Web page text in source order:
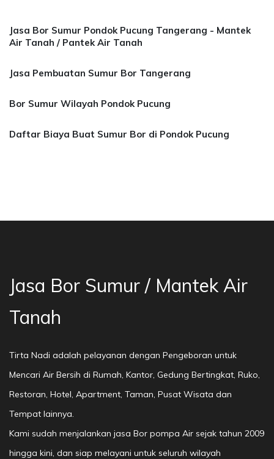
Jasa Bor Sumur Pondok Pucung Tangerang - Mantek
Air Tanah / Pantek Air Tanah
Jasa Pembuatan Sumur Bor Tangerang
Bor Sumur Wilayah Pondok Pucung
Daftar Biaya Buat Sumur Bor di Pondok Pucung
Jasa Bor Sumur / Mantek Air
Tanah
Tirta Nadi adalah pelayanan dengan Pengeboran untuk
Mencari Air Bersih di Rumah, Kantor, Gedung Bertingkat, Ruko,
Restoran, Hotel, Apartment, Taman, Pusat Wisata dan
Tempat lainnya.
Kami sudah menjalankan jasa Bor pompa Air sejak tahun 2009
hingga kini, dan siap melayani untuk seluruh wilayah